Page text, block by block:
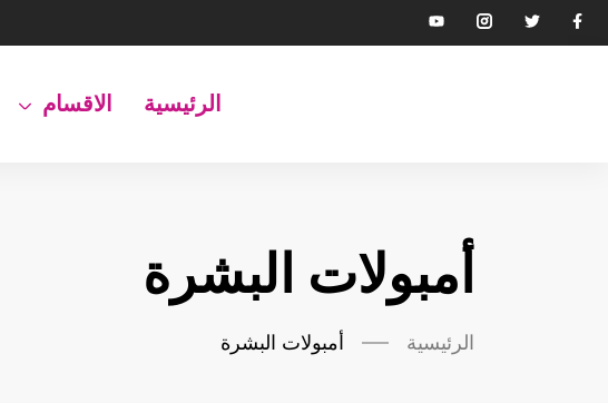
الرئيسية الاقسام
أمبولات البشرة
الرئيسية أمبولات البشرة